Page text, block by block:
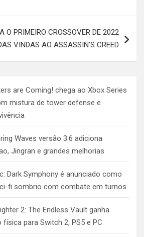
O PRIMEIRO CROSSOVER DE 2022
VINDAS AO ASSASSIN’S CREED
are Coming! chega ao Xbox Series
mistura de tower defense e
Waves versão 3.6 adiciona
Jingran e grandes melhorias
Dark Symphony é anunciado como
fi sombrio com combate em turnos
2: The Endless Vault ganha
física para Switch 2, PS5 e PC